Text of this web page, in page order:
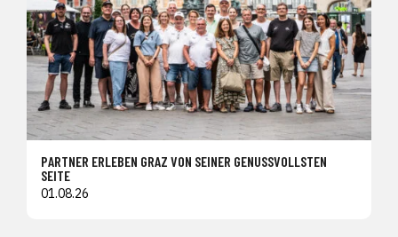
PARTNER ERLEBEN GRAZ VON SEINER GENUSSVOLLSTEN
SEITE
01.08.26